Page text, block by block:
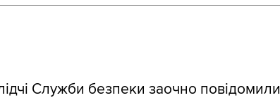
Служби безпеки заочно повідомили